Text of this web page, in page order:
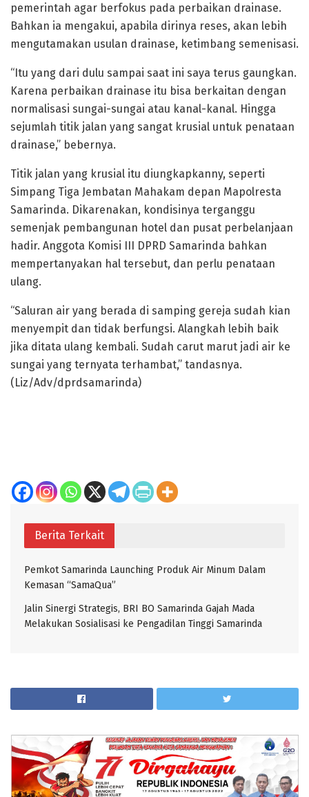
pemerintah agar berfokus pada perbaikan drainase.
Bahkan ia mengakui, apabila dirinya reses, akan lebih
mengutamakan usulan drainase, ketimbang semenisasi.
“Itu yang dari dulu sampai saat ini saya terus gaungkan.
Karena perbaikan drainase itu bisa berkaitan dengan
normalisasi sungai-sungai atau kanal-kanal. Hingga
sejumlah titik jalan yang sangat krusial untuk penataan
drainase,” bebernya.
Titik jalan yang krusial itu diungkapkanny, seperti
Simpang Tiga Jembatan Mahakam depan Mapolresta
Samarinda. Dikarenakan, kondisinya terganggu
semenjak pembangunan hotel dan pusat perbelanjaan
hadir. Anggota Komisi III DPRD Samarinda bahkan
mempertanyakan hal tersebut, dan perlu penataan
ulang.
“Saluran air yang berada di samping gereja sudah kian
menyempit dan tidak berfungsi. Alangkah lebih baik
jika ditata ulang kembali. Sudah carut marut jadi air ke
sungai yang ternyata terhambat,” tandasnya.
(Liz/Adv/dprdsamarinda)
Berita Terkait
Pemkot Samarinda Launching Produk Air Minum Dalam
Kemasan “SamaQua”
Jalin Sinergi Strategis, BRI BO Samarinda Gajah Mada
Melakukan Sosialisasi ke Pengadilan Tinggi Samarinda